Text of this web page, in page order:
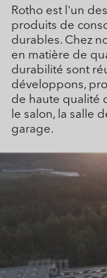
Rotho est l'un
produits de
durables. Chez
en matière de
durabilité sont
développons,
de haute qualité
le salon, la salle
garage.